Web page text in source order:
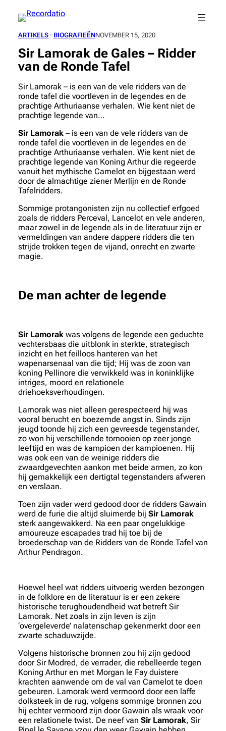
naar
inhoudARTIKELS · BIOGRAFIEËNNOVEMBER 15, 2020
Sir Lamorak de Gales – Ridder
van de Ronde Tafel
Sir Lamorak – is een van de vele ridders van de
ronde tafel die voortleven in de legendes en de
prachtige Arthuriaanse verhalen. Wie kent niet de
prachtige legende van…
Sir Lamorak – is een van de vele ridders van de
ronde tafel die voortleven in de legendes en de
prachtige Arthuriaanse verhalen. Wie kent niet de
prachtige legende van Koning Arthur die regeerde
vanuit het mythische Camelot en bijgestaan werd
door de almachtige ziener Merlijn en de Ronde
Tafelridders.
Sommige protangonisten zijn nu collectief erfgoed
zoals de ridders Perceval, Lancelot en vele anderen,
maar zowel in de legende als in de literatuur zijn er
vermeldingen van andere dappere ridders die ten
strijde trokken tegen de vijand, onrecht en zwarte
magie.
De man achter de legende
Sir Lamorak was volgens de legende een geduchte
vechtersbaas die uitblonk in sterkte, strategisch
inzicht en het feilloos hanteren van het
wapenarsenaal van die tijd; Hij was de zoon van
koning Pellinore die verwikkeld was in koninklijke
intriges, moord en relationele
driehoeksverhoudingen.
Lamorak was niet alleen gerespecteerd hij was
vooral berucht en boezemde angst in. Sinds zijn
jeugd toonde hij zich een gevreesde tegenstander,
zo won hij verschillende tornooien op zeer jonge
leeftijd en was de kampioen der kampioenen. Hij
was ook een van de weinige ridders die
zwaardgevechten aankon met beide armen, zo kon
hij gemakkelijk een dertigtal tegenstanders afweren
en verslaan.
Toen zijn vader werd gedood door de ridders Gawain
werd de furie die altijd sluimerde bij Sir Lamorak
sterk aangewakkerd. Na een paar ongelukkige
amoureuze escapades trad hij toe bij de
broederschap van de Ridders van de Ronde Tafel van
Arthur Pendragon.
Hoewel heel wat ridders uitvoerig werden bezongen
in de folklore en de literatuur is er een zekere
historische terughoudendheid wat betreft Sir
Lamorak. Net zoals in zijn leven is zijn
‘overgeleverde’ nalatenschap gekenmerkt door een
zwarte schaduwzijde.
Volgens historische bronnen zou hij zijn gedood
door Sir Modred, de verrader, die rebelleerde tegen
Koning Arthur en met Morgan le Fay duistere
krachten aanwende om de val van Camelot te doen
gebeuren. Lamorak werd vermoord door een laffe
dolksteek in de rug, volgens sommige bronnen zou
hij echter vermoord zijn door Gawain als wraak voor
een relationele twist. De neef van Sir Lamorak, Sir